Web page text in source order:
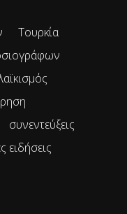
Τουρκία
συνεντεύξεις
ειδήσεις